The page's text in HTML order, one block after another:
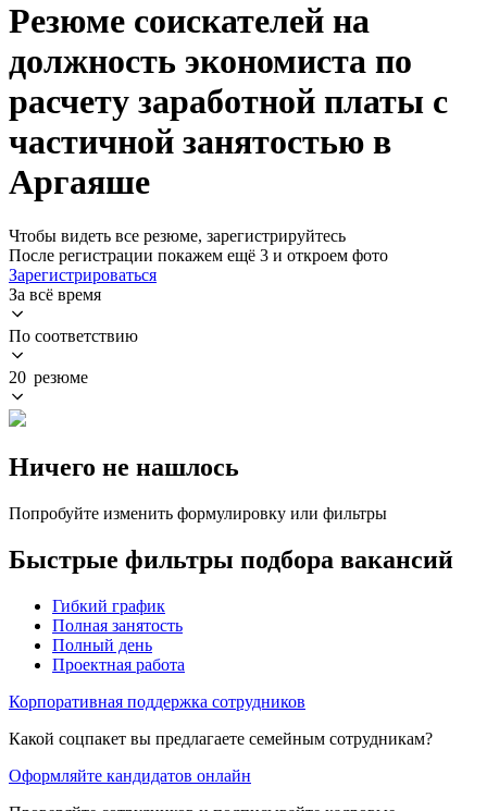
Резюме соискателей на
должность экономиста по
расчету заработной платы с
частичной занятостью в
Аргаяше
Чтобы видеть все резюме, зарегистрируйтесь
После регистрации покажем ещё 3 и откроем фото
Зарегистрироваться
За всё время
По соответствию
20 резюме
Ничего не нашлось
Попробуйте изменить формулировку или фильтры
Быстрые фильтры подбора вакансий
Гибкий график
Полная занятость
Полный день
Проектная работа
Корпоративная поддержка сотрудников
Какой соцпакет вы предлагаете семейным сотрудникам?
Оформляйте кандидатов онлайн